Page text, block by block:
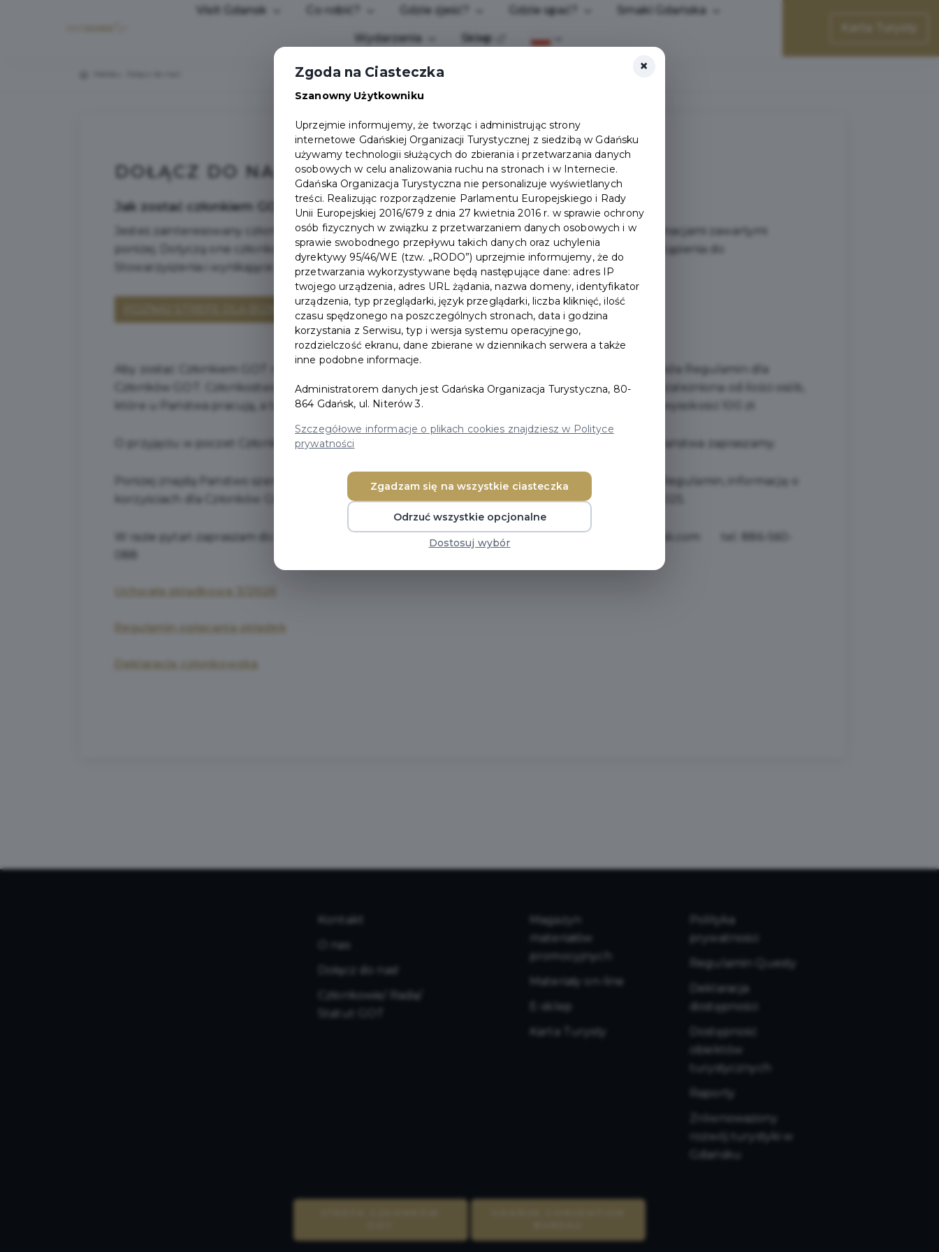
Visit Gdansk Co robić? Gdzie zjeść? Gdzie spać? Smaki Gdańska
Wydarzenia Sklep
Karta Turysty
DOŁĄCZ DO NAS!
Jak zostać członkiem GOT?
Jesteś zainteresowany członkostwem w Gdańskiej Organizacji Turystycznej? Zapoznaj się z informacjami zawartymi
poniżej. Dotyczą one członkostwa w Gdańskiej Organizacji Turystycznej, a także warunków przystąpienia do
Stowarzyszenia i wynikające z tego tytułu korzyści.
POZNAJ STREFĘ DLA BIZNESU
Aby zostać Członkiem GOT należy złożyć Deklarację Członkowską, a także dokumenty, które określa Regulamin dla
Członków GOT. Członkostwo wiąże się z regulowaniem co roku składki członkowskiej, która jest uzależniona od ilości osób,
które u Państwa pracują, a także wiąże się z poniesieniem kosztów jednorazowego wpisowego w wysokości 100 zł.
O przyjęciu w poczet Członków GOT decyduje Rada GOT, podczas spotkania, na które również Państwa zapraszamy.
Poniżej znajdą Państwo szereg niezbędnych dokumentów i informacji: Deklarację Członkowską, Regulamin, informację o
korzyściach dla Członków GOT oraz Uchwałę dotyczącą wysokości składki członkowskiej na rok 2025.
W razie pytań zapraszam do kontaktu: Magdalena Świderska magdalena.swiderska@visitgdansk.com tel. 886-560-
Uchwała składkowa 3/2026
Regulamin opłacania składek
Deklaracja członkowska
Kontakt
O nas
Dołącz do nas!
Członkowie/ Rada/
Statut GOT
Magazyn
materiałów
promocyjnych
Materiały on-line
E-sklep
Karta Turysty
Polityka
prywatności
Regulamin Questy
Deklaracja
dostępności
Dostępność
obiektów
turystycznych
Raporty
Zrównoważony
rozwój turystyki w
Gdańsku
×
Zgoda na Ciasteczka
Szanowny Użytkowniku
Uprzejmie informujemy, że tworząc i administrując strony
internetowe Gdańskiej Organizacji Turystycznej z siedzibą w Gdańsku
używamy technologii służących do zbierania i przetwarzania danych
osobowych w celu analizowania ruchu na stronach i w Internecie.
Gdańska Organizacja Turystyczna nie personalizuje wyświetlanych
treści. Realizując rozporządzenie Parlamentu Europejskiego i Rady
Unii Europejskiej 2016/679 z dnia 27 kwietnia 2016 r. w sprawie ochrony
osób fizycznych w związku z przetwarzaniem danych osobowych i w
sprawie swobodnego przepływu takich danych oraz uchylenia
dyrektywy 95/46/WE (tzw. „RODO”) uprzejmie informujemy, że do
przetwarzania wykorzystywane będą następujące dane: adres IP
twojego urządzenia, adres URL żądania, nazwa domeny, identyfikator
urządzenia, typ przeglądarki, język przeglądarki, liczba kliknięć, ilość
czasu spędzonego na poszczególnych stronach, data i godzina
korzystania z Serwisu, typ i wersja systemu operacyjnego,
rozdzielczość ekranu, dane zbierane w dziennikach serwera a także
inne podobne informacje.
Administratorem danych jest Gdańska Organizacja Turystyczna, 80-
864 Gdańsk, ul. Niterów 3.
Szczegółowe informacje o plikach cookies znajdziesz w Polityce
prywatności
Zgadzam się na wszystkie ciasteczka
Odrzuć wszystkie opcjonalne
Dostosuj wybór